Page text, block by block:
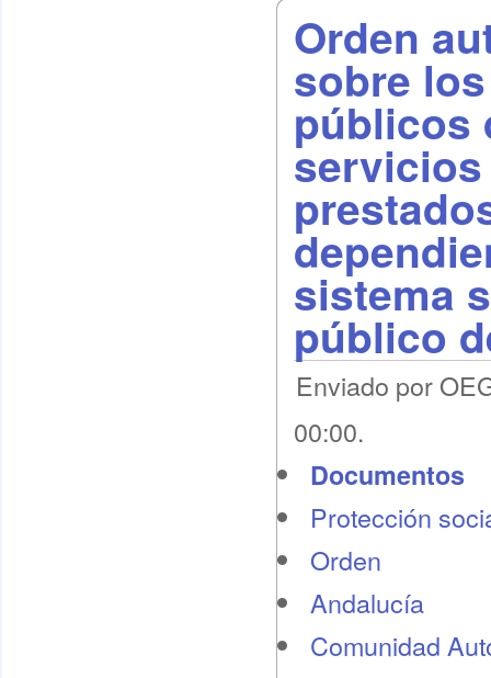
Orden
sobre
públicos
sistema
público
Enviado por
00:00.
Documentos
Protección
Orden
Andalucía
Comunidad